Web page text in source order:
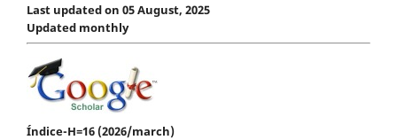
Last updated on 05 August, 2025
Updated monthly
Índice-H=16 (2026/march)